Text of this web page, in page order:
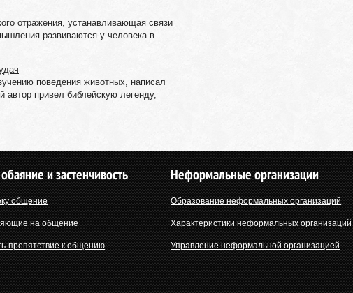
отражения, устанавливающая связи
развиваются у человека в
поведения животных, написал
автор привел библейскую легенду,
и застенчивость
общение
на общение
препятствие к общению
Неформальные организации
Образование неформальных организаций
Характеристики неформальных организаций
Управление неформальной организацией